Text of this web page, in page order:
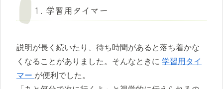
1. 学習用タイマー
説明が長く続いたり、待ち時間があると落ち着かな
くなることがありました。そんなときに 学習用タイ
マー が便利でした。